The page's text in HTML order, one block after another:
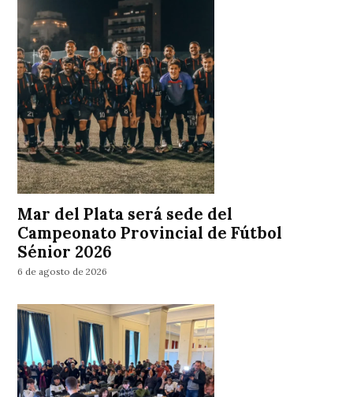
Mar del Plata será sede del
Campeonato Provincial de Fútbol
Sénior 2026
6 de agosto de 2026